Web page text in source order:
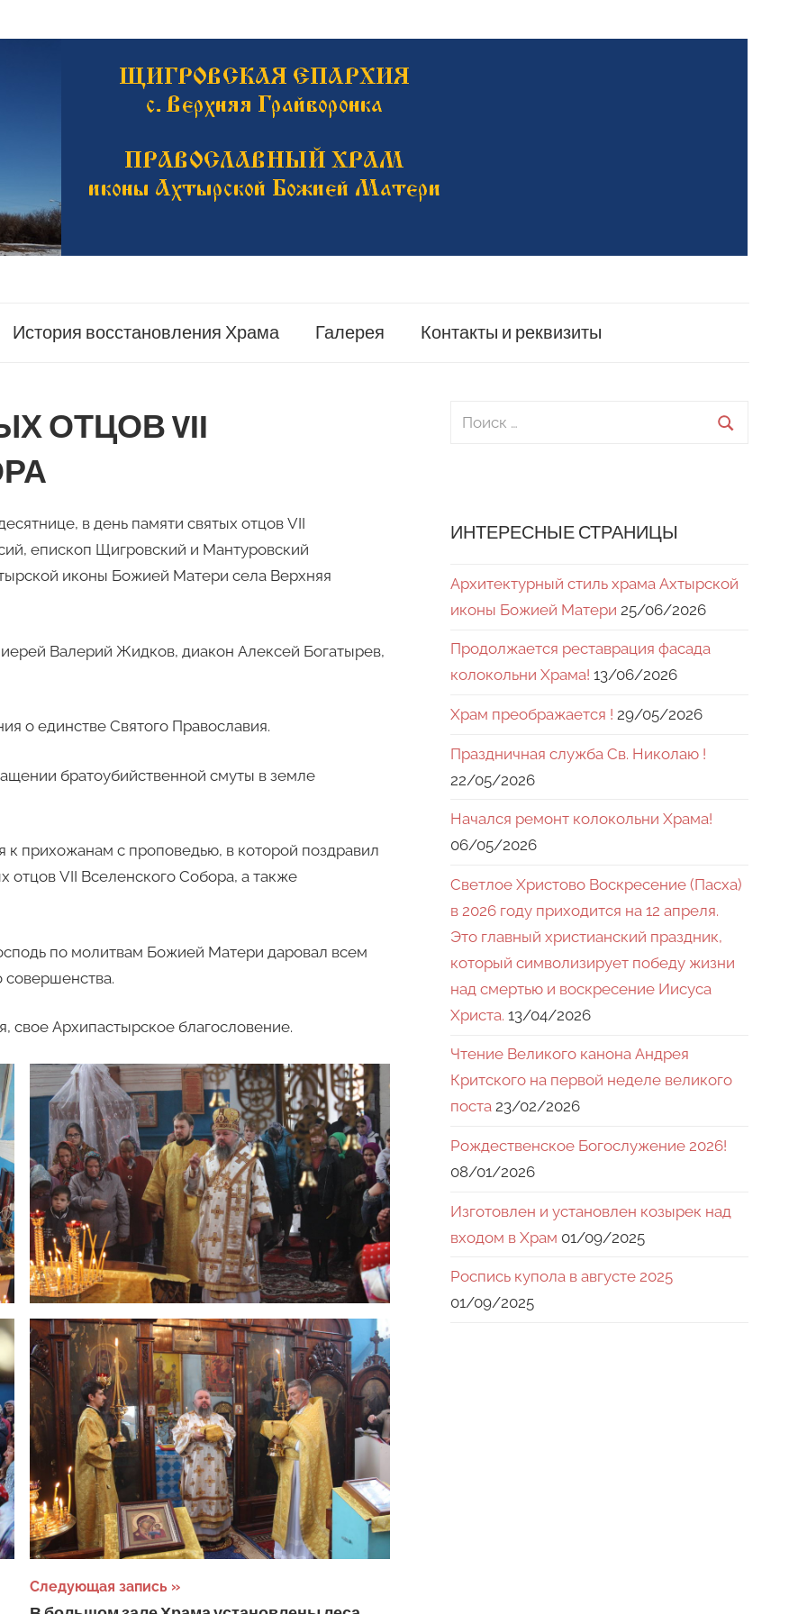
История восстановления Храма Галерея Контакты и реквизиты
ОТЦОВ VII
в день памяти святых отцов VII
епископ Щигровский и Мантуровский
иконы Божией Матери села Верхняя
Валерий Жидков, диакон Алексей Богатырев,
о единстве Святого Православия.
братоубийственной смуты в земле
к прихожанам с проповедью, в которой поздравил
отцов VII Вселенского Собора, а также
по молитвам Божией Матери даровал всем
Архипастырское благословение.
Следующая запись
Поиск
ИНТЕРЕСНЫЕ СТРАНИЦЫ
Архитектурный стиль храма Ахтырской
иконы Божией Матери 25/06/2026
Продолжается реставрация фасада
колокольни Храма! 13/06/2026
Храм преображается ! 29/05/2026
Праздничная служба Св. Николаю !
22/05/2026
Начался ремонт колокольни Храма!
06/05/2026
Светлое Христово Воскресение (Пасха)
в 2026 году приходится на 12 апреля.
Это главный христианский праздник,
который символизирует победу жизни
над смертью и воскресение Иисуса
Христа. 13/04/2026
Чтение Великого канона Андрея
Критского на первой неделе великого
поста 23/02/2026
Рождественское Богослужение 2026!
08/01/2026
Изготовлен и установлен козырек над
входом в Храм 01/09/2025
Роспись купола в августе 2025
01/09/2025